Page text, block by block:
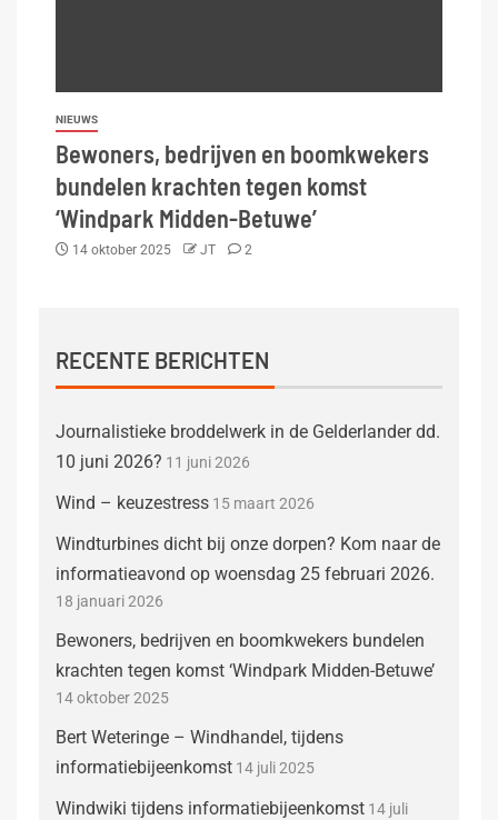
NIEUWS
Bewoners, bedrijven en boomkwekers
bundelen krachten tegen komst
‘Windpark Midden-Betuwe’
14 oktober 2025 JT 2
RECENTE BERICHTEN
Journalistieke broddelwerk in de Gelderlander dd.
10 juni 2026? 11 juni 2026
Wind – keuzestress 15 maart 2026
Windturbines dicht bij onze dorpen? Kom naar de
informatieavond op woensdag 25 februari 2026.
18 januari 2026
Bewoners, bedrijven en boomkwekers bundelen
krachten tegen komst ‘Windpark Midden-Betuwe’
14 oktober 2025
Bert Weteringe – Windhandel, tijdens
informatiebijeenkomst 14 juli 2025
Windwiki tijdens informatiebijeenkomst 14 juli